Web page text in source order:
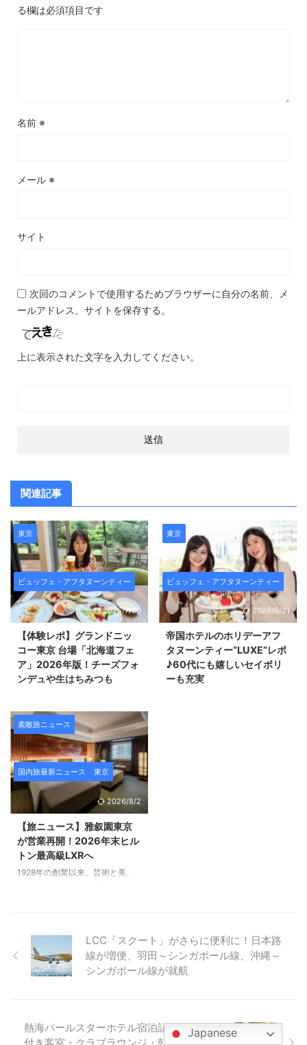
る欄は必須項目です
名前 ※
メール ※
サイト
次回のコメントで使用するためブラウザーに自分の名前、メ
ールアドレス、サイトを保存する。
上に表示された文字を入力してください。
関連記事
東京
ビュッフェ・アフタヌーンティー
2026/7/30
【体験レポ】グランドニッ
コー東京 台場「北海道フェ
ア」2026年版！チーズフォ
ンデュや生はちみつも
は、 2026年7月3日（金）～9月
27日（日）の金・土・日・祝日
限定で 「北海道フェア」が開催
中です。 北海道産牛のロースト
ビーフや釧路名物「勝手丼」、
札幌スープカレー、札幌味噌・旭
川醤油の食べ比べラーメンなど、
北の大地の味覚をふんだんに楽し
める内容にパワーアップ。 60代
70代以上のシニアでも北海道の
色々な料理を少しずつ食べられて
満足度の高いオススメのディナー
ビュッフェです。 2026年版の見
東京
ビュッフェ・アフタヌーンティー
2026/6/21
帝国ホテルのホリデーアフ
タヌーンティー“LUXE”レポ
♪60代にも嬉しいセイボリ
ーも充実
素敵旅ニュース
国内旅最新ニュース 東京
2026/8/2
【旅ニュース】雅叙園東京
が営業再開！2026年末ヒル
トン最高級LXRへ
1928年の創業以来、芸術と美、
芸品。 館内の木造建築「百段階
段」は、東京都指定有形文化財で
あることでも知られています。
りました。 2026年末にはヒルト
ンのラグジュアリーブランドへリ
LCC「スクート」がさらに便利に！日本路
線が増便、羽田～シンガポール線、沖縄～
シンガポール線が就航
熱海パールスターホテル宿泊記｜露天風呂
付き客室・クラブラウンジ・朝食ビュッフ
Japanese